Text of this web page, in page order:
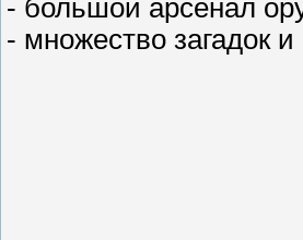
- большой арсенал
- множество загадок и